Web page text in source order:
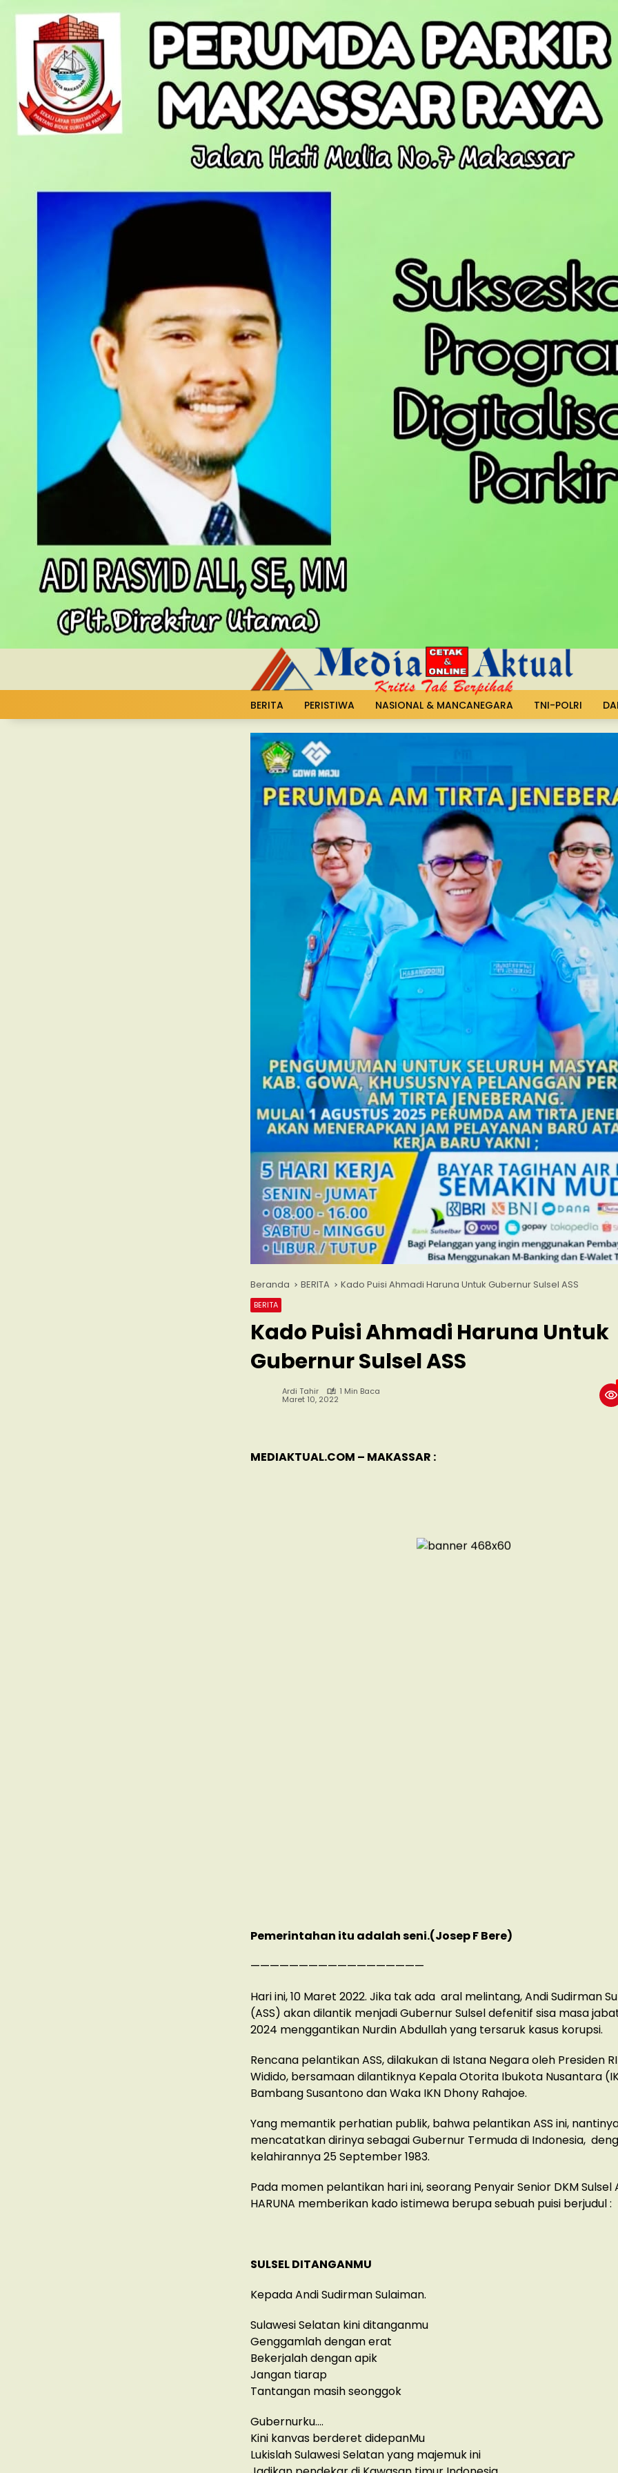
BERITA PERISTIWA NASIONAL & MANCANEGARA TNI-POLRI
Beranda BERITA Kado Puisi Ahmadi Haruna Untuk Gubernur Sulsel ASS
BERITA
Kado Puisi Ahmadi Haruna Untuk
Gubernur Sulsel ASS
Ardi Tahir 1 Min Baca
Maret 10, 2022
MEDIAKTUAL.COM – MAKASSAR :
Pemerintahan itu adalah seni.(Josep F Bere)
——————————————————
Hari ini, 10 Maret 2022. Jika tak ada aral melintang, Andi Sudirman
(ASS) akan dilantik menjadi Gubernur Sulsel defenitif sisa masa
2024 menggantikan Nurdin Abdullah yang tersaruk kasus korupsi.
Rencana pelantikan ASS, dilakukan di Istana Negara oleh Presiden
Widido, bersamaan dilantiknya Kepala Otorita Ibukota Nusantara
Bambang Susantono dan Waka IKN Dhony Rahajoe.
Yang memantik perhatian publik, bahwa pelantikan ASS ini,
mencatatkan dirinya sebagai Gubernur Termuda di Indonesia,
kelahirannya 25 September 1983.
Pada momen pelantikan hari ini, seorang Penyair Senior DKM Sulsel
HARUNA memberikan kado istimewa berupa sebuah puisi berjudul :
SULSEL DITANGANMU
Kepada Andi Sudirman Sulaiman.
Sulawesi Selatan kini ditanganmu
Genggamlah dengan erat
Bekerjalah dengan apik
Jangan tiarap
Tantangan masih seonggok
Gubernurku….
Kini kanvas berderet didepanMu
Lukislah Sulawesi Selatan yang majemuk ini